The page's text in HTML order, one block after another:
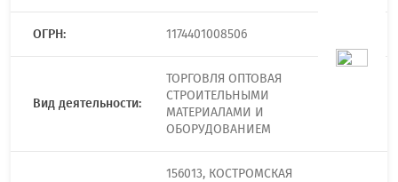
ОГРН: 1174401008506
Вид деятельности:
ТОРГОВЛЯ ОПТОВАЯ
СТРОИТЕЛЬНЫМИ
МАТЕРИАЛАМИ И
ОБОРУДОВАНИЕМ
156013, КОСТРОМСКАЯ